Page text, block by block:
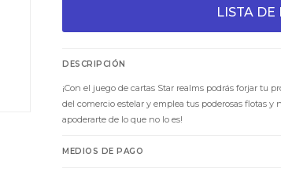
DESCRIPCIÓN
¡Con el juego de cartas Star realms podrás forjar tu
del comercio estelar y emplea tus poderosas flotas y
apoderarte de lo que no lo es!
MEDIOS DE PAGO